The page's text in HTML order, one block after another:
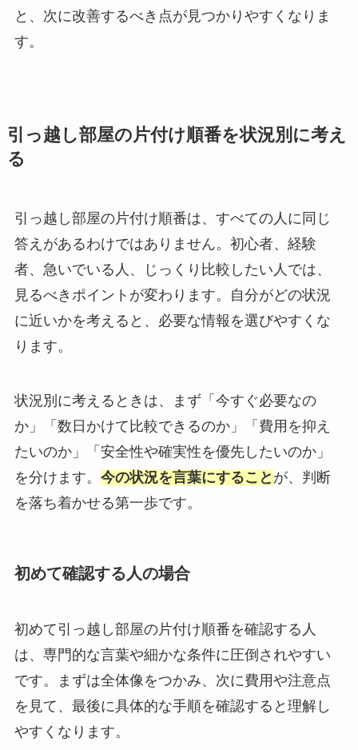
と、次に改善するべき点が見つかりやすくなりま
す。
引っ越し部屋の片付け順番を状況別に考え
る
引っ越し部屋の片付け順番は、すべての人に同じ
答えがあるわけではありません。初心者、経験
者、急いでいる人、じっくり比較したい人では、
見るべきポイントが変わります。自分がどの状況
に近いかを考えると、必要な情報を選びやすくな
ります。
状況別に考えるときは、まず「今すぐ必要なの
か」「数日かけて比較できるのか」「費用を抑え
たいのか」「安全性や確実性を優先したいのか」
を分けます。 今の状況を言葉にすること が、判断
を落ち着かせる第一歩です。
初めて確認する人の場合
初めて引っ越し部屋の片付け順番を確認する人
は、専門的な言葉や細かな条件に圧倒されやすい
です。まずは全体像をつかみ、次に費用や注意点
を見て、最後に具体的な手順を確認すると理解し
やすくなります。